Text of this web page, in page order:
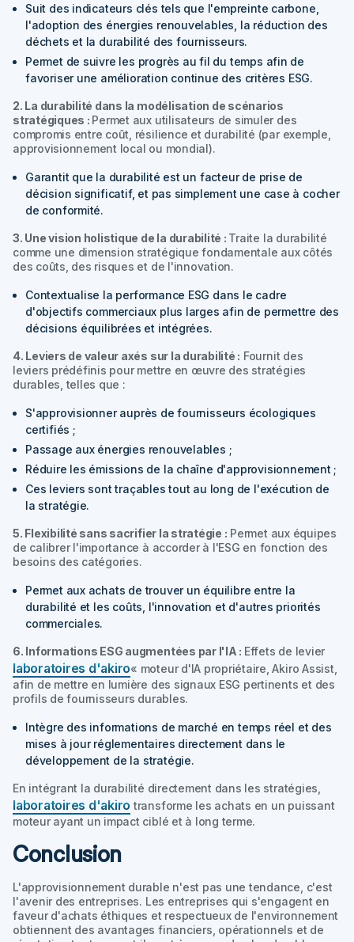
Suit des indicateurs clés tels que l'empreinte carbone,
l'adoption des énergies renouvelables, la réduction des
déchets et la durabilité des fournisseurs.
Permet de suivre les progrès au fil du temps afin de
favoriser une amélioration continue des critères ESG.
2. La durabilité dans la modélisation de scénarios
stratégiques : Permet aux utilisateurs de simuler des
compromis entre coût, résilience et durabilité (par exemple,
approvisionnement local ou mondial).
Garantit que la durabilité est un facteur de prise de
décision significatif, et pas simplement une case à cocher
de conformité.
3. Une vision holistique de la durabilité : Traite la durabilité
comme une dimension stratégique fondamentale aux côtés
des coûts, des risques et de l'innovation.
Contextualise la performance ESG dans le cadre
d'objectifs commerciaux plus larges afin de permettre des
décisions équilibrées et intégrées.
4. Leviers de valeur axés sur la durabilité : Fournit des
leviers prédéfinis pour mettre en œuvre des stratégies
durables, telles que :
S'approvisionner auprès de fournisseurs écologiques
certifiés ;
Passage aux énergies renouvelables ;
Réduire les émissions de la chaîne d'approvisionnement ;
Ces leviers sont traçables tout au long de l'exécution de
la stratégie.
5. Flexibilité sans sacrifier la stratégie : Permet aux équipes
de calibrer l'importance à accorder à l'ESG en fonction des
besoins des catégories.
Permet aux achats de trouver un équilibre entre la
durabilité et les coûts, l'innovation et d'autres priorités
commerciales.
6. Informations ESG augmentées par l'IA : Effets de levier
laboratoires d'akiro« moteur d'IA propriétaire,Akiro Assist
afin de mettre en lumière des signaux ESG pertinents et des
profils de fournisseurs durables.
Intègre des informations de marché en temps réel et des
mises à jour réglementaires directement dans le
développement de la stratégie.
En intégrant la durabilité directement dans les stratégies,
laboratoires d'akiro transforme les achats en un puissant
moteur ayant un impact ciblé et à long terme.
Conclusion
L'approvisionnement durable n'est pas une tendance, c'est
l'avenir des entreprises. Les entreprises qui s'engagent en
faveur d'achats éthiques et respectueux de l'environnement
obtiennent des avantages financiers, opérationnels et de